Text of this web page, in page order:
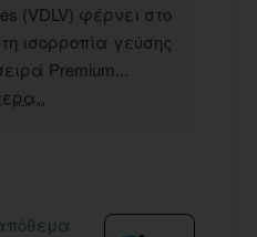
(VDLV) φέρνει στο
ισορροπία γεύσης
Premium...